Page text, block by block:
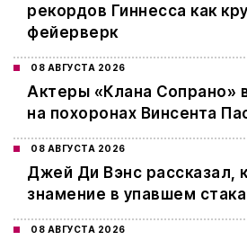
рекордов Гиннесса как
фейерверк
08 АВГУСТА 2026
Актеры «Клана Сопрано»
на похоронах Винсента
08 АВГУСТА 2026
Джей Ди Вэнс рассказал,
знамение в упавшем
08 АВГУСТА 2026